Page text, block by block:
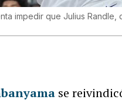
impedir que Julius
se